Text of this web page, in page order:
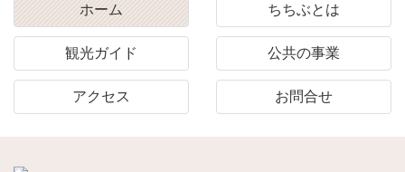
ホーム ちちぶとは
観光ガイド 公共の事業
アクセス お問合せ